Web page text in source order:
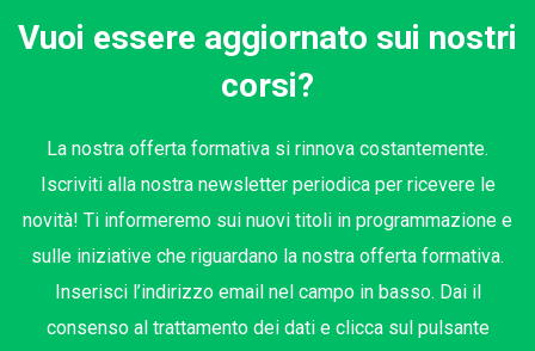
Vuoi essere aggiornato sui nostri
corsi?
La nostra offerta formativa si rinnova costantemente.
Iscriviti alla nostra newsletter periodica per ricevere le
novità! Ti informeremo sui nuovi titoli in programmazione e
sulle iniziative che riguardano la nostra offerta formativa.
Inserisci l’indirizzo email nel campo in basso. Dai il
consenso al trattamento dei dati e clicca sul pulsante